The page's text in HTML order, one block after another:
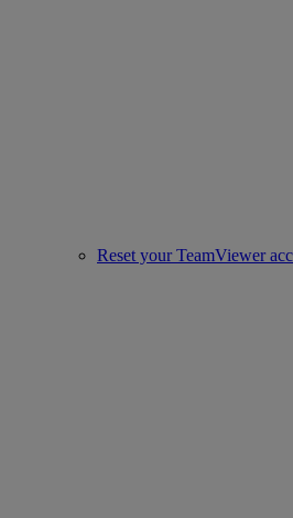
Reset your TeamViewer